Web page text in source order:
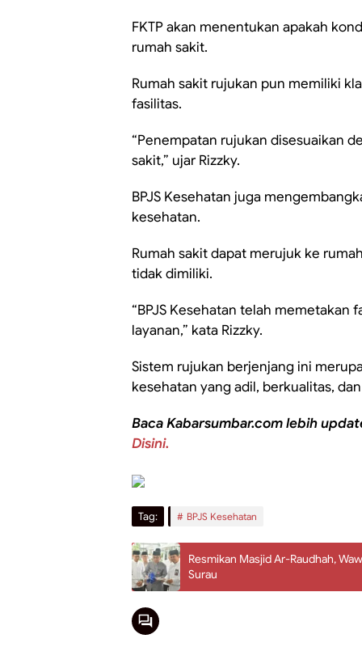
FKTP akan menentukan apakah
rumah sakit.
Rumah sakit rujukan pun memiliki
fasilitas.
“Penempatan rujukan disesuaikan
sakit,” ujar Rizzky.
BPJS Kesehatan juga
kesehatan.
Rumah sakit dapat merujuk ke
tidak dimiliki.
“BPJS Kesehatan telah memetakan
layanan,” kata Rizzky.
Sistem rujukan berjenjang ini
kesehatan yang adil, berkualitas,
Baca Kabarsumbar.com lebih
Disini.
Tag: BPJS Kesehatan
Resmikan Masjid Ar-Raudhah,
Surau